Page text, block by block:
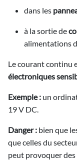
2026
2026
2026
2026 dans les
à la sortie de
alimentations
Le courant continu
électroniques
Exemple : un
19 V DC.
Danger : bien que
que celles du
peut provoquer